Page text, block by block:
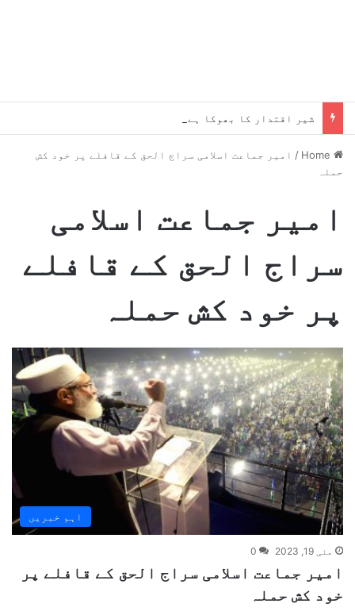
/ امیر جماعت اسلامی سراج الحق کے قافلے پر خود کش
حملہ
امیر جماعت اسلامی
سراج الحق کے قافلے
پر خود کش حملہ
اہم خبریں
مئی 19, 2023 0
امیر جماعت اسلامی سراج الحق کے قافلے پر
خود کش حملہ